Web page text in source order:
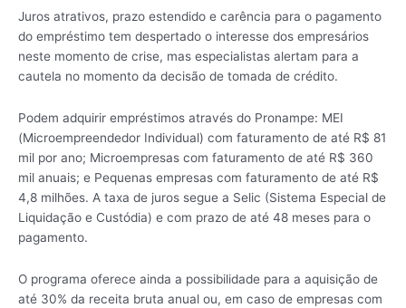
Juros atrativos, prazo estendido e carência para o pagamento
do empréstimo tem despertado o interesse dos empresários
neste momento de crise, mas especialistas alertam para a
cautela no momento da decisão de tomada de crédito.
Podem adquirir empréstimos através do Pronampe: MEI
(Microempreendedor Individual) com faturamento de até R$ 81
mil por ano; Microempresas com faturamento de até R$ 360
mil anuais; e Pequenas empresas com faturamento de até R$
4,8 milhões. A taxa de juros segue a Selic (Sistema Especial de
Liquidação e Custódia) e com prazo de até 48 meses para o
pagamento.
O programa oferece ainda a possibilidade para a aquisição de
até 30% da receita bruta anual ou, em caso de empresas com